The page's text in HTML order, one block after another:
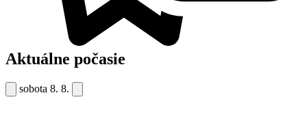
Aktuálne počasie
sobota 8. 8.